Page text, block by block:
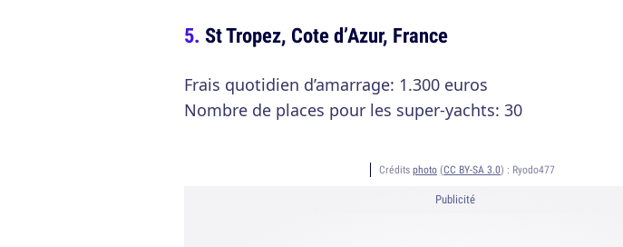
St Tropez, Cote d’Azur, France
Frais quotidien d’amarrage: 1.300 euros
Nombre de places pour les super-yachts: 30
Crédits photo (CC BY-SA 3.0) : Ryodo477
Publicité